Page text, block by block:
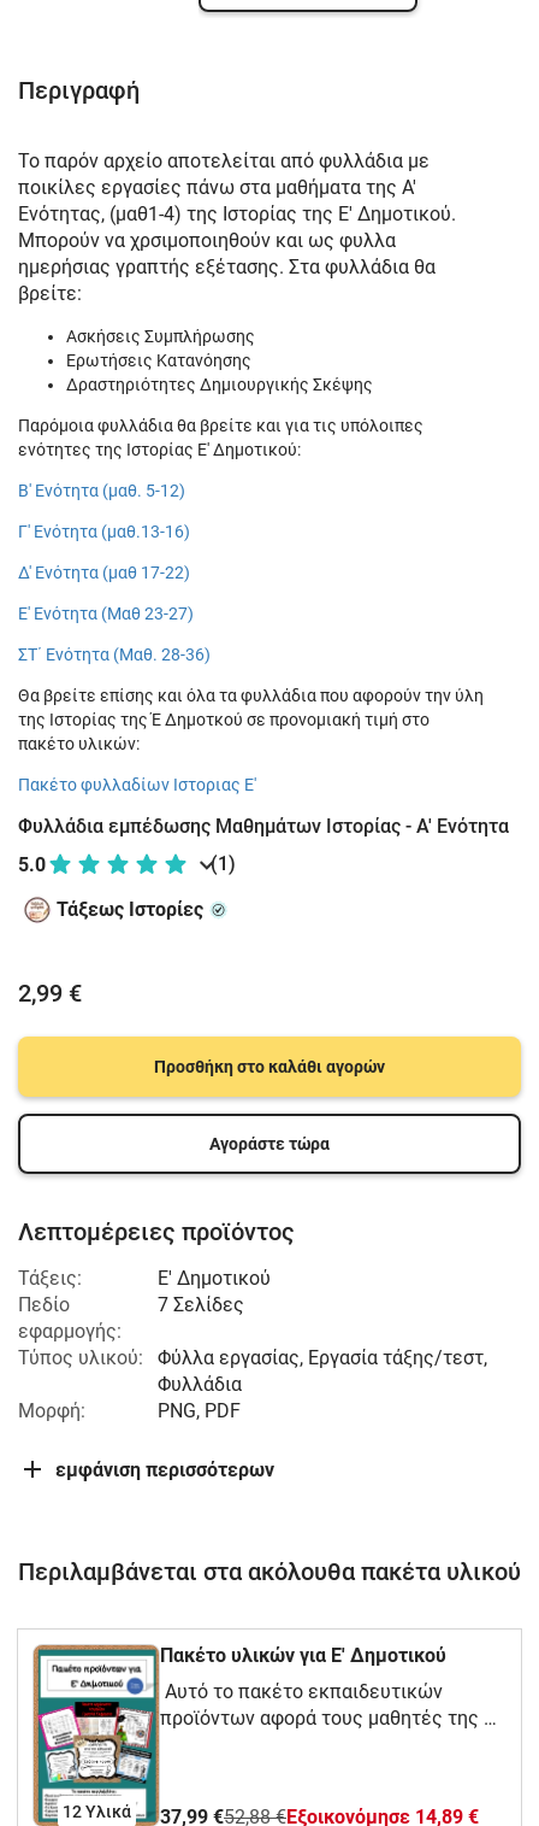
Περιγραφή
Το παρόν αρχείο αποτελείται από φυλλάδια με
ποικίλες εργασίες πάνω στα μαθήματα της Α'
Ενότητας, (μαθ1-4) της Ιστορίας της Ε' Δημοτικού.
Μπορούν να χρσιμοποιηθούν και ως φυλλα
ημερήσιας γραπτής εξέτασης. Στα φυλλάδια θα
βρείτε:
Ασκήσεις Συμπλήρωσης
Ερωτήσεις Κατανόησης
Δραστηριότητες Δημιουργικής Σκέψης
Παρόμοια φυλλάδια θα βρείτε και για τις υπόλοιπες
ενότητες της Ιστορίας Ε' Δημοτικού:
Β' Ενότητα (μαθ. 5-12)
Γ' Ενότητα (μαθ.13-16)
Δ' Ενότητα (μαθ 17-22)
Ε' Ενότητα (Μαθ 23-27)
ΣΤ΄ Ενότητα (Μαθ. 28-36)
Θα βρείτε επίσης και όλα τα φυλλάδια που αφορούν την ύλη
της Ιστορίας της Έ Δημοτκού σε προνομιακή τιμή στο
πακέτο υλικών:
Πακέτο φυλλαδίων Ιστοριας Ε'
Φυλλάδια εμπέδωσης Μαθημάτων Ιστορίας - Α' Ενότητα
5.0
(1)
Τάξεως Ιστορίες
2,99 €
Προσθήκη στο καλάθι αγορών
Αγοράστε τώρα
Λεπτομέρειες προϊόντος
Τάξεις:
Ε' Δημοτικού
Πεδίο
εφαρμογής:
7 Σελίδες
Τύπος υλικού:
Φύλλα εργασίας, Εργασία τάξης/τεστ,
Φυλλάδια
Μορφή:
PNG, PDF
εμφάνιση περισσότερων
Περιλαμβάνεται στα ακόλουθα πακέτα υλικού
12 Υλικά
Πακέτο υλικών για Ε' Δημοτικού
Αυτό το πακέτο εκπαιδευτικών
προϊόντων αφορά τους μαθητές της Ε'
37,99 €52,88 €Eξοικονόμησε 14,89 €